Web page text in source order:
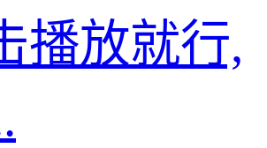
播放就行,